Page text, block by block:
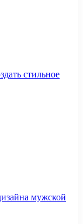
стильное
мужской